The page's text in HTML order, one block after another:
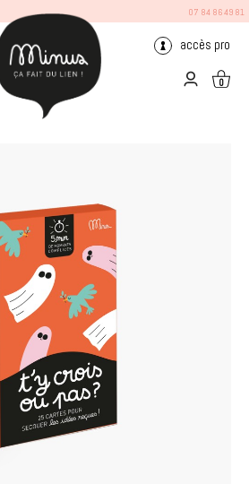
07 84 86 49 81
accès pro
0